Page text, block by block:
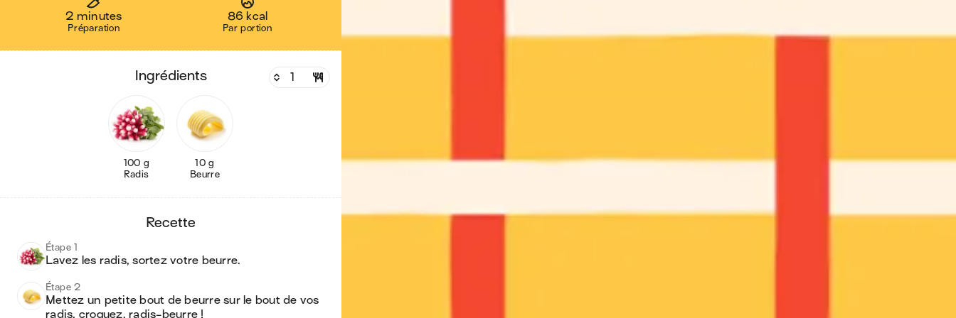
2 minutes
Préparation
86 kcal
Par portion
ingrédients
100 g
Radis
10 g
Beurre
recette
Étape 1
Lavez les radis, sortez votre beurre.
Étape 2
Mettez un petite bout de beurre sur le bout de vos
radis, croquez, radis-beurre !